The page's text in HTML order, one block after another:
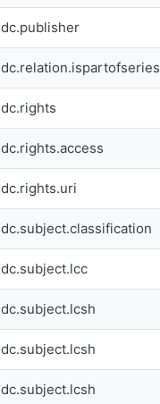
dc.publisher
dc.relation.ispartofseries
dc.rights
dc.rights.access
dc.rights.uri
dc.subject.classification
dc.subject.lcc
dc.subject.lcsh
dc.subject.lcsh
dc.subject.lcsh